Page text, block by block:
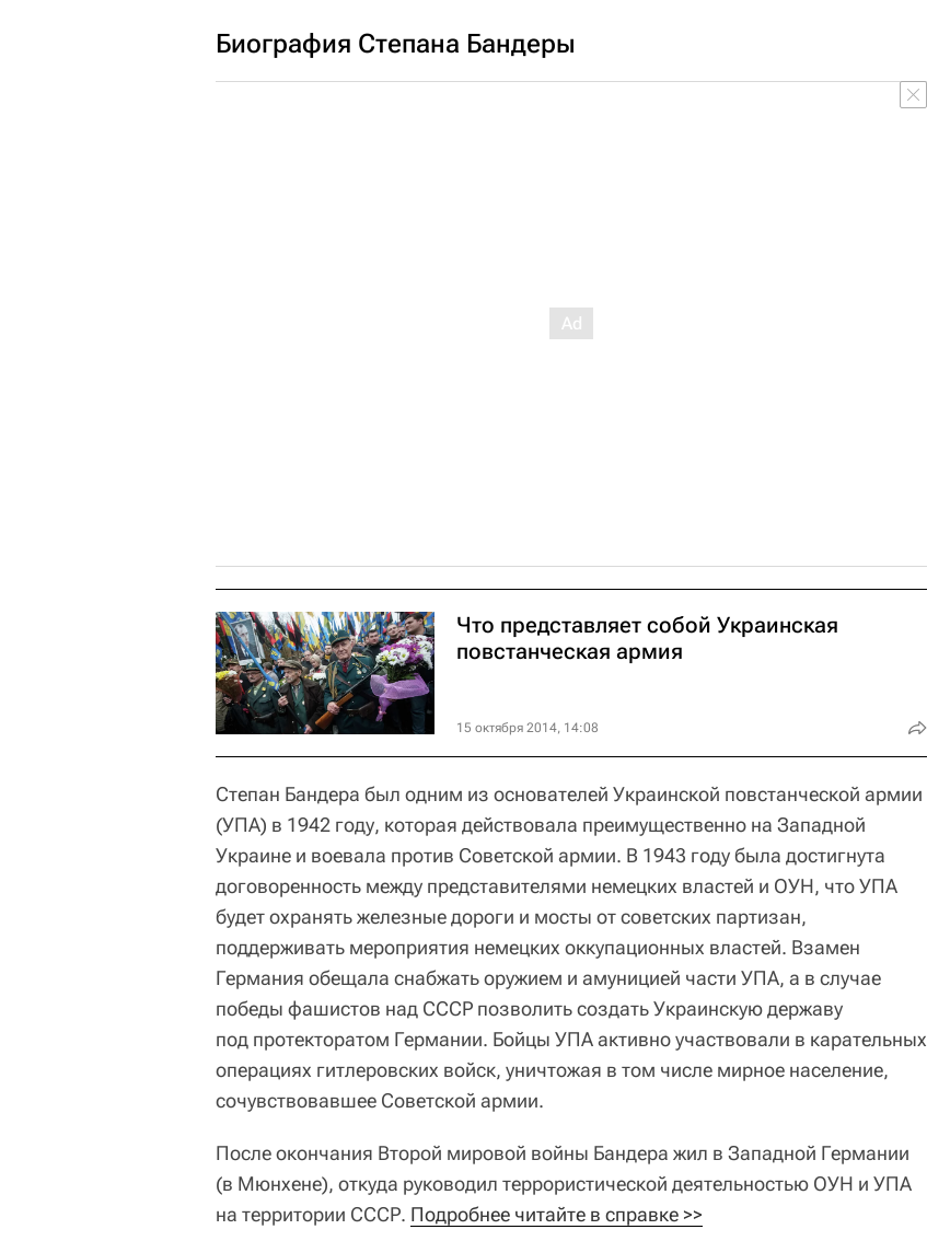
Биография Степана Бандеры
Что представляет собой Украинская
повстанческая армия
15 октября 2014, 14:08
Степан Бандера был одним из основателей Украинской повстанческой армии
(УПА) в 1942 году, которая действовала преимущественно на Западной
Украине и воевала против Советской армии. В 1943 году была достигнута
договоренность между представителями немецких властей и ОУН, что УПА
будет охранять железные дороги и мосты от советских партизан,
поддерживать мероприятия немецких оккупационных властей. Взамен
Германия обещала снабжать оружием и амуницией части УПА, а в случае
победы фашистов над СССР позволить создать Украинскую державу
под протекторатом Германии. Бойцы УПА активно участвовали в карательных
операциях гитлеровских войск, уничтожая в том числе мирное население,
сочувствовавшее Советской армии.
После окончания Второй мировой войны Бандера жил в Западной Германии
(в Мюнхене), откуда руководил террористической деятельностью ОУН и УПА
на территории СССР. Подробнее читайте в справке >>